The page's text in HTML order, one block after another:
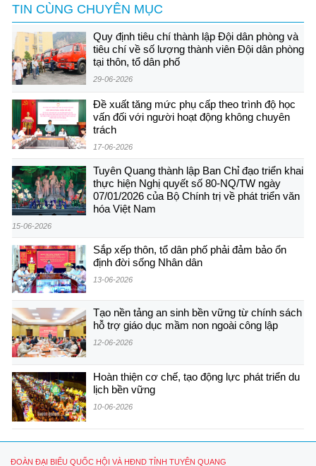
TIN CÙNG CHUYÊN MỤC
Quy định tiêu chí thành lập Đội dân phòng và
tiêu chí về số lượng thành viên Đội dân phòng
tại thôn, tổ dân phố
29-06-2026
Đề xuất tăng mức phụ cấp theo trình độ học
vấn đối với người hoạt động không chuyên
trách
17-06-2026
Tuyên Quang thành lập Ban Chỉ đạo triển khai
thực hiện Nghị quyết số 80-NQ/TW ngày
07/01/2026 của Bộ Chính trị về phát triển văn
hóa Việt Nam
15-06-2026
Sắp xếp thôn, tổ dân phố phải đảm bảo ổn
định đời sống Nhân dân
13-06-2026
Tạo nền tảng an sinh bền vững từ chính sách
hỗ trợ giáo dục mầm non ngoài công lập
12-06-2026
Hoàn thiện cơ chế, tạo động lực phát triển du
lịch bền vững
10-06-2026
ĐOÀN ĐẠI BIỂU QUỐC HỘI VÀ HĐND TỈNH TUYÊN QUANG